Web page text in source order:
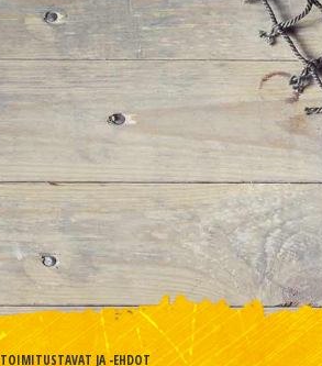
TOIMITUSTAVAT JA -EHDOT